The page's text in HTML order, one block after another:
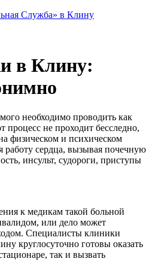
Служба» в Клину
в Клину:
необходимо проводить как
процесс не проходит бесследно,
физическом и психическом
работу сердца, вызывая почечную
инсульт, судороги, приступы
к медикам такой больной
или дело может
Специалисты клиники
круглосуточно готовы оказать
так и вызвать